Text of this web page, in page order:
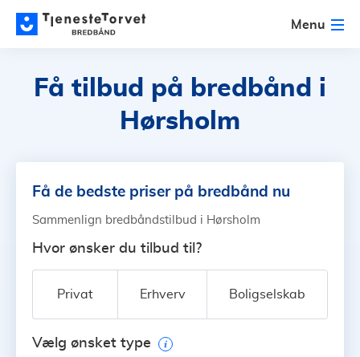
Menu
Få tilbud på bredbånd i
Hørsholm
Få de bedste priser på bredbånd nu
Sammenlign bredbåndstilbud i Hørsholm
Hvor ønsker du tilbud til?
Privat Erhverv Boligselskab
Vælg ønsket type